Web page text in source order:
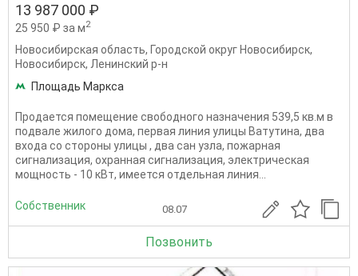
13 987 000 ₽
25 950 ₽ за м2
Новосибирская область, Городской округ Новосибирск,
Новосибирск, Ленинский р-н
Площадь Маркса
Продается помещение свободного назначения 539,5 кв.м в
подвале жилого дома, первая линия улицы Ватутина, два
входа со стороны улицы , два сан узла, пожарная
сигнализация, охранная сигнализация, электрическая
мощность - 10 кВт, имеется отдельная линия...
Собственник 08.07
Позвонить